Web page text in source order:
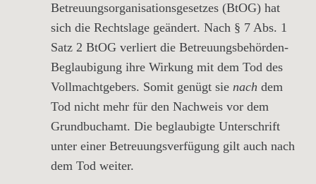
Betreuungsorganisationsgesetzes (BtOG) hat
sich die Rechtslage geändert. Nach § 7 Abs. 1
Satz 2 BtOG verliert die Betreuungsbehörden-
Beglaubigung ihre Wirkung mit dem Tod des
Vollmachtgebers. Somit genügt sie nach dem
Tod nicht mehr für den Nachweis vor dem
Grundbuchamt. Die beglaubigte Unterschrift
unter einer Betreuungsverfügung gilt auch nach
dem Tod weiter.